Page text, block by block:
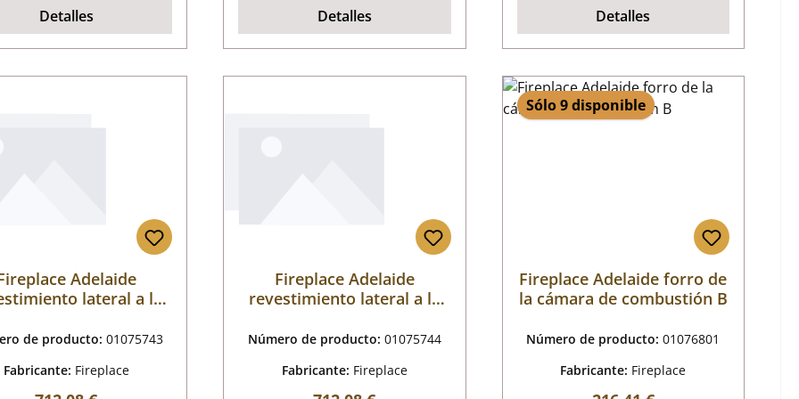
Detalles Detalles Detalles
Adelaide
lateral a la
blanca
de producto: 01075743
Fabricante: Fireplace
Fireplace Adelaide
revestimiento lateral a la
blanca
Número de producto: 01075744
Fabricante: Fireplace
Sólo 9 disponible
Fireplace Adelaide forro de
la cámara de combustión B
Número de producto:01076801
Fabricante: Fireplace